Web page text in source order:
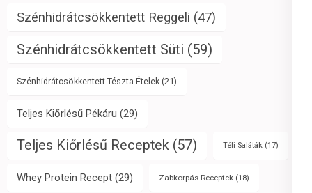
Szénhidrátcsökkentett Reggeli (47)
Szénhidrátcsökkentett Süti (59)
Szénhidrátcsökkentett Tészta Ételek (21)
Teljes Kiőrlésű Pékáru (29)
Teljes Kiőrlésű Receptek (57) Téli Saláták (17)
Whey Protein Recept (29) Zabkorpás Receptek (18)